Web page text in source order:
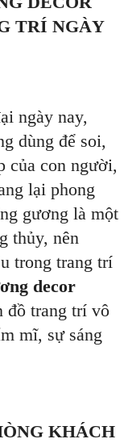
TRÍ NGÀY
ngày nay,
dùng để soi,
của con người,
lại phong
gương là một
thủy, nên
trong trang trí
decor
đồ trang trí vô
mĩ, sự sáng
KHÁCH